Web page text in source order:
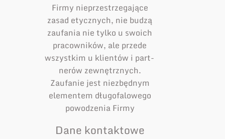
Firmy nieprzestrzegające
zasad etycznych, nie budzą
zaufania nie tylko u swoich
pracowników, ale przede
wszystkim u klientów i part­
nerów zewnętrznych.
Zaufanie jest niezbędnym
elementem długofalowego
powodzenia Firmy
Dane kontaktowe